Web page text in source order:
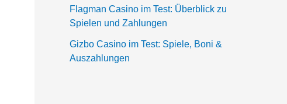
Flagman Casino im Test: Überblick zu
Spielen und Zahlungen
Gizbo Casino im Test: Spiele, Boni &
Auszahlungen